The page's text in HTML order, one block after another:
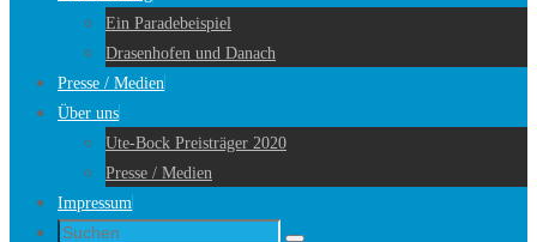
Ein Paradebeispiel
Drasenhofen und Danach
Presse / Medien
Über uns
Ute-Bock Preisträger 2020
Presse / Medien
Impressum
Suche